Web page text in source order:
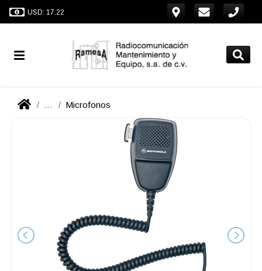
USD: 17.22
... Microfonos